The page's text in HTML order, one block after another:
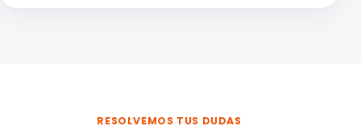
RESOLVEMOS TUS DUDAS